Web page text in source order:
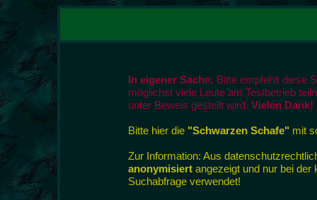
In eigener Sache: Bitte empfehlt diese
möglichst viele Leute am Testbetrieb
unter Beweis gestellt wird. Vielen Dank!
Bitte hier die "Schwarzen Schafe" mit
Zur Information: Aus
anonymisiert angezeigt und nur bei der
Suchabfrage verwendet!